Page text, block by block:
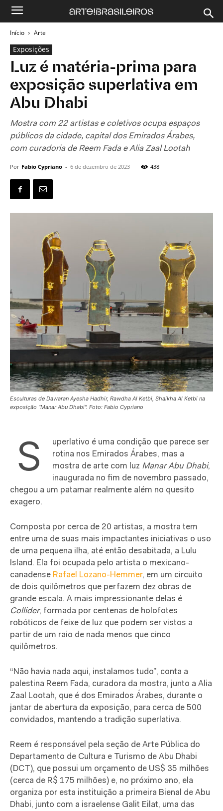
Início Arte
Exposições
Luz é matéria-prima para
exposição superlativa em
Abu Dhabi
Mostra com 22 artistas e coletivos ocupa espaços
públicos da cidade, capital dos Emirados Árabes,
com curadoria de Reem Fada e Alia Zaal Lootah
Por Fabio Cypriano - 6 de dezembro de 2023 438
Esculturas de Dawaran Ayesha Hadhir, Rawdha Al Ketbi, Shaikha Al Ketbi na
exposição "Manar Abu Dhabi". Foto: Fabio Cypriano
S
uperlativo é uma condição que parece ser
rotina nos Emirados Árabes, mas a
mostra de arte com luz Manar Abu Dhabi,
inaugurada no fim de novembro passado,
chegou a um patamar realmente além no quesito
exagero.
Composta por cerca de 20 artistas, a mostra tem
entre uma de suas mais impactantes iniciativas o uso
de uma pequena ilha, até então desabitada, a Lulu
Island. Ela foi ocupada pelo artista o mexicano-
canadense Rafael Lozano-Hemmer, em um circuito
de dois quilômetros que perfazem dez obras de
grande escala. A mais impressionante delas é
Collider, formada por centenas de holofotes
robóticos de feixe de luz que podem ser vistos a
partir de um raio de nada menos que cinco
quilômetros.
“Não havia nada aqui, instalamos tudo”, conta a
palestina Reem Fada, curadora da mostra, junto a Alia
Zaal Lootah, que é dos Emirados Árabes, durante o
jantar de abertura da exposição, para cerca de 500
convidados, mantendo a tradição superlativa.
Reem é responsável pela seção de Arte Pública do
Departamento de Cultura e Turismo de Abu Dhabi
(DCT), que possui um orçamento de US$ 35 milhões
(cerca de R$ 175 milhões) e, no próximo ano, ela
organiza por esta instituição a primeira Bienal de Abu
Dhabi, junto com a israelense Galit Eilat, uma das